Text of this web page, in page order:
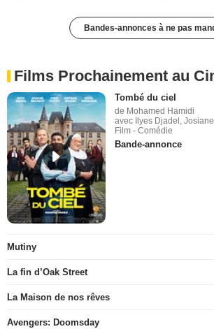
Bandes-annonces à ne pas
Films Prochainement au
Tombé du ciel
de Mohamed Hamidi
avec Ilyes Djadel,
Film - Comédie
Bande-annonce
Mutiny
La fin d’Oak Street
La Maison de nos rêves
Avengers: Doomsday